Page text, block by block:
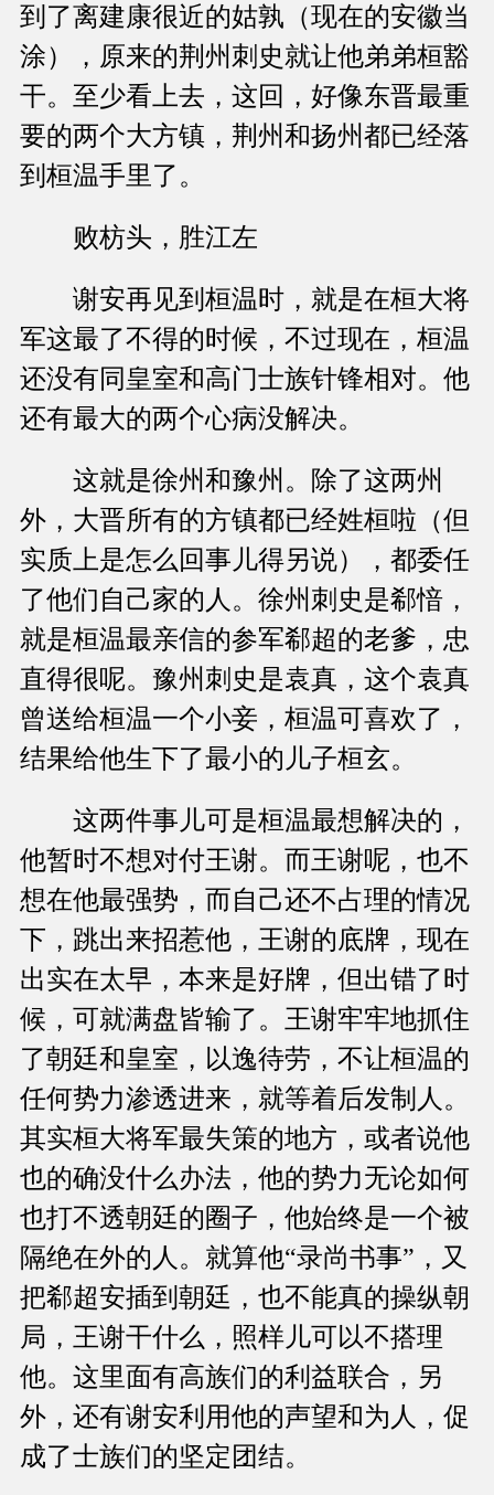
到了离建康很近的姑孰（现在的安徽当
涂），原来的荆州刺史就让他弟弟桓豁
干。至少看上去，这回，好像东晋最重
要的两个大方镇，荆州和扬州都已经落
到桓温手里了。
败枋头，胜江左
谢安再见到桓温时，就是在桓大将
军这最了不得的时候，不过现在，桓温
还没有同皇室和高门士族针锋相对。他
还有最大的两个心病没解决。
这就是徐州和豫州。除了这两州
外，大晋所有的方镇都已经姓桓啦（但
实质上是怎么回事儿得另说），都委任
了他们自己家的人。徐州刺史是郗愔，
就是桓温最亲信的参军郗超的老爹，忠
直得很呢。豫州刺史是袁真，这个袁真
曾送给桓温一个小妾，桓温可喜欢了，
结果给他生下了最小的儿子桓玄。
这两件事儿可是桓温最想解决的，
他暂时不想对付王谢。而王谢呢，也不
想在他最强势，而自己还不占理的情况
下，跳出来招惹他，王谢的底牌，现在
出实在太早，本来是好牌，但出错了时
候，可就满盘皆输了。王谢牢牢地抓住
了朝廷和皇室，以逸待劳，不让桓温的
任何势力渗透进来，就等着后发制人。
其实桓大将军最失策的地方，或者说他
也的确没什么办法，他的势力无论如何
也打不透朝廷的圈子，他始终是一个被
隔绝在外的人。就算他“录尚书事”，又
把郗超安插到朝廷，也不能真的操纵朝
局，王谢干什么，照样儿可以不搭理
他。这里面有高族们的利益联合，另
外，还有谢安利用他的声望和为人，促
成了士族们的坚定团结。